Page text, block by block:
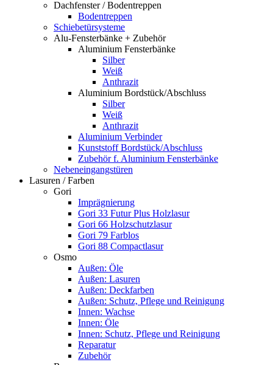
Dachfenster / Bodentreppen
Bodentreppen
Schiebetürsysteme
Alu-Fensterbänke + Zubehör
Aluminium Fensterbänke
Silber
Weiß
Anthrazit
Aluminium Bordstück/Abschluss
Silber
Weiß
Anthrazit
Aluminium Verbinder
Kunststoff Bordstück/Abschluss
Zubehör f. Aluminium Fensterbänke
Nebeneingangstüren
Lasuren / Farben
Gori
Imprägnierung
Gori 33 Futur Plus Holzlasur
Gori 66 Holzschutzlasur
Gori 79 Farblos
Gori 88 Compactlasur
Osmo
Außen: Öle
Außen: Lasuren
Außen: Deckfarben
Außen: Schutz, Pflege und Reinigung
Innen: Wachse
Innen: Öle
Innen: Schutz, Pflege und Reinigung
Reparatur
Zubehör